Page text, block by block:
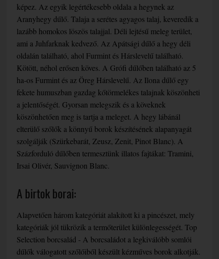
képez. Az egyik legértékesebb oldala a hegynek az
Aranyhegy dűlő. Talaja a serétes agyagos talaj, keveredik a
lazább homokos löszös talajjal. Déli lejtésű meleg terület,
ami a Juhfarknak kedvező. Az Apátsági dűlő a hegy déli
oldalán található, ahol Furmint és Hárslevelű található.
Kötött, néhol erősen köves. A Grófi dűlőben található az 5
ha-os Furmint és az Öreg Hárslevelű. Az Ilona dűlő egy
fekete humuszban gazdag kőtörmelékes talajnak köszönheti
a jelentőségét. Gyorsan melegszik és a köveknek
köszönhetően meg is tartja a meleget. A hegy lábánál
elterülő szőlők a könnyű borok készítésének alapanyagát
szolgálják (Szürkebarát, Zeusz, Zenit, Pinot Blanc). A
Százforduló dűlőben termesztünk illatos fajtákat: Tramini,
Irsai Olivér, Sauvignon Blanc.
A birtok borai:
Alapvetően három kategóriát alakított ki a pincészet, mely
kategóriák jól tükrözik a termőterület különlegességét. Top
Selection borcsalád - A borcsaládot a legkiválóbb somlói
dűlők válogatott szőlőiből készült kézműves borok alkotják.